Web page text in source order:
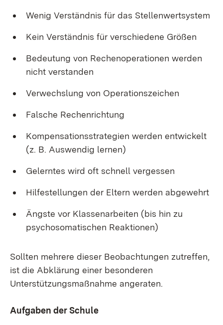
Wenig Verständnis für das Stellenwertsystem
Kein Verständnis für verschiedene Größen
Bedeutung von Rechenoperationen werden
nicht verstanden
Verwechslung von Operationszeichen
Falsche Rechenrichtung
Kompensationsstrategien werden entwickelt
(z. B. Auswendig lernen)
Gelerntes wird oft schnell vergessen
Hilfestellungen der Eltern werden abgewehrt
Ängste vor Klassenarbeiten (bis hin zu
psychosomatischen Reaktionen)
Sollten mehrere dieser Beobachtungen zutreffen,
ist die Abklärung einer besonderen
Unterstützungsmaßnahme angeraten.
Aufgaben der Schule